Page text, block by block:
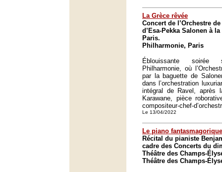
La Grèce rêvée
Concert de l’Orchestre
d’Esa-Pekka Salonen à
Paris.
Philharmonie, Paris
Éblouissante
Philharmonie, où
par la baguette de
dans l’orchestration
intégral de Ravel, après
Karawane, pièce
compositeur-chef-
Le 13/04/2022
Le piano fantasmagorique
Récital du pianiste
cadre des Concerts du
Théâtre des Champs-
Théâtre des Champs-